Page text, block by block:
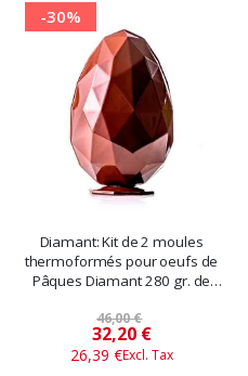
-30%
Diamant: Kit de 2 moules
thermoformés pour oeufs de
Pâques Diamant 280 gr. de
46,00 €
Prix
​​
spécial
32,20 €
26,39 €